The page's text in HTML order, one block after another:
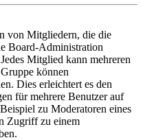
von Mitgliedern, die die
Board-Administration
Mitglied kann mehreren
können
Dies erleichtert es den
für mehrere Benutzer auf
zu Moderatoren eines
Zugriff zu einem